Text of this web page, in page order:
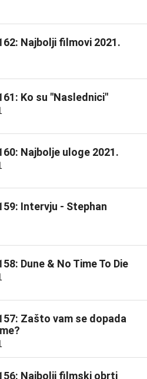
Najbolji filmovi 2021.
Ko su "Naslednici"
Najbolje uloge 2021.
Intervju - Stephan
Dune & No Time To Die
Zašto vam se dopada
Najbolji filmski obrti